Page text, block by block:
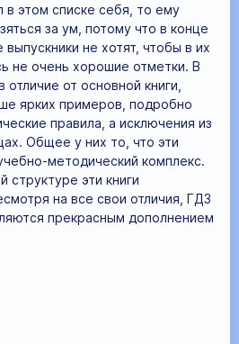
в этом списке себя, то ему
за ум, потому что в конце
не хотят, чтобы в их
не очень хорошие отметки. В
от основной книги,
ярких примеров, подробно
правила, а исключения из
Общее у них то, что эти
методический комплекс.
структуре эти книги
на все свои отличия, ГДЗ
прекрасным дополнением